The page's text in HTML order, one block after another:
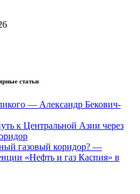
статьи
— Александр Бекович-
к Центральной Азии через
газовый коридор? —
«Нефть и газ Каспия» в